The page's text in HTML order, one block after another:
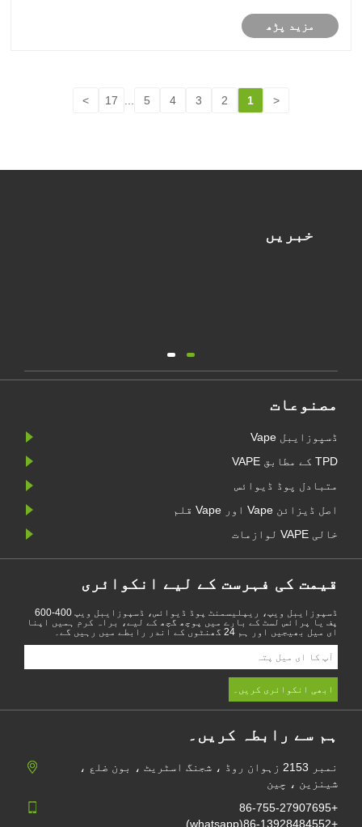
مزید پڑھ
<
1
2
3
4
5
17
>
خبریں
مصنوعات
ڈسپوزایبل Vape
TPD کے مطابق VAPE
متبادل پوڈ ڈیوائس
اصل ڈیزائن Vape اور Vape قلم
خالی VAPE لوازمات
قیمت کی فہرست کے لیے انکوائری
ڈسپوزایبل ویپ، ریپلیسمنٹ پوڈ ڈیوائس، ڈسپوزایبل ویپ 400-600
پف یا پرائس لسٹ کے بارے میں پوچھ گچھ کے لیے، براہ کرم ہمیں اپنا
ای میل بھیجیں اور ہم 24 گھنٹوں کے اندر رابطے میں رہیں گے۔
ہم سے رابطہ کریں۔
نمبر 2153 زہوان روڈ ، شجنگ اسٹریٹ ، بون ضلع ،
شینزین ، چین
+86-755-27907695
+86-13928484552(whatsapp)